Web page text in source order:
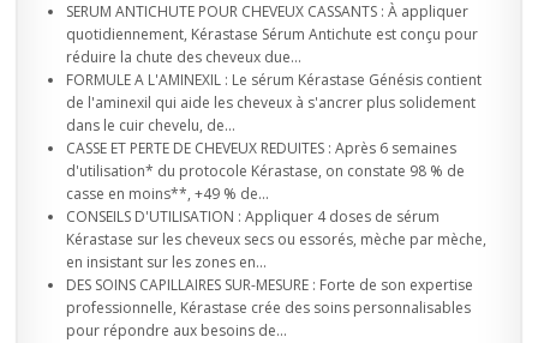
SERUM ANTICHUTE POUR CHEVEUX CASSANTS : À appliquer
quotidiennement, Kérastase Sérum Antichute est conçu pour
réduire la chute des cheveux due...
FORMULE A L'AMINEXIL : Le sérum Kérastase Génésis contient
de l'aminexil qui aide les cheveux à s'ancrer plus solidement
dans le cuir chevelu, de...
CASSE ET PERTE DE CHEVEUX REDUITES : Après 6 semaines
d'utilisation* du protocole Kérastase, on constate 98 % de
casse en moins**, +49 % de...
CONSEILS D'UTILISATION : Appliquer 4 doses de sérum
Kérastase sur les cheveux secs ou essorés, mèche par mèche,
en insistant sur les zones en...
DES SOINS CAPILLAIRES SUR-MESURE : Forte de son expertise
professionnelle, Kérastase crée des soins personnalisables
pour répondre aux besoins de...